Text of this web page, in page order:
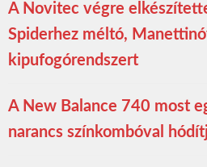
A Novitec végre
Spiderhez méltó,
kipufogórendszert
A New Balance 740 most
narancs színkombóval